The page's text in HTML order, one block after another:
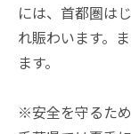
には、首都圏は
れ賑わいます。
ます。
※安全を守るた